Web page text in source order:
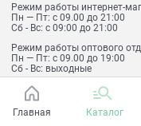
Режим работы интернет-
Пн — Пт: с 09.00 до 21:00
Сб - Вс: с 09:00 до 21:00
Режим работы оптового
Пн — Пт: с 09.00 до 19:00
Сб - Вс: выходные
«Кинаш Спорт» Санкт-
Тел.: 8 (812) 317-75-29
Главная Каталог